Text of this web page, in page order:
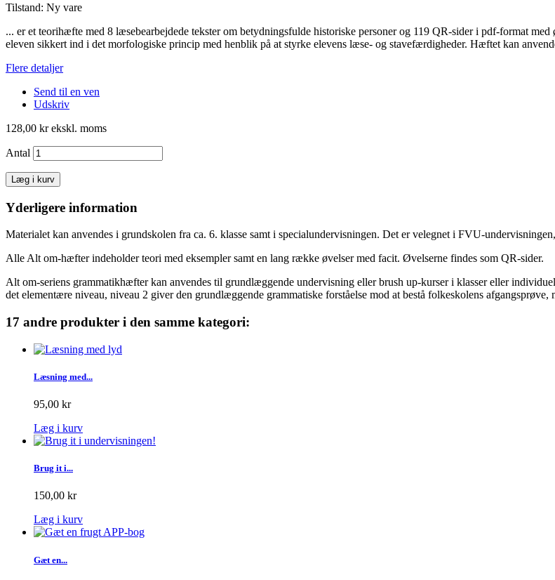
Tilstand: Ny vare
... er et teorihæfte med 8 læsebearbejdede tekster om betydningsfulde historiske personer og 119 QR-sider i pdf-format
eleven sikkert ind i det morfologiske princip med henblik på at styrke elevens læse- og stavefærdigheder. Hæftet kan
Flere detaljer
Send til en ven
Udskriv
128,00 krekskl. moms
Antal
Læg i kurv
Yderligere information
Materialet kan anvendes i grundskolen fra ca. 6. klasse samt i specialundervisningen. Det er velegnet i FVU-
Alle Alt om-hæfter indeholder teori med eksempler samt en lang række øvelser med facit. Øvelserne findes som QR-sider.
Alt om-seriens grammatikhæfter kan anvendes til grundlæggende undervisning eller brush up-kurser i klasser eller
det elementære niveau, niveau 2 giver den grundlæggende grammatiske forståelse mod at bestå folkeskolens
17 andre produkter i den samme kategori:
Læsning med...
95,00 kr
Læg i kurv
Brug it i...
150,00 kr
Læg i kurv
Gæt en...